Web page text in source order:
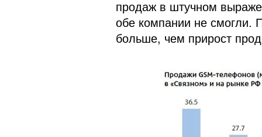
продаж в штучном
обе компании не смогли.
больше, чем прирост